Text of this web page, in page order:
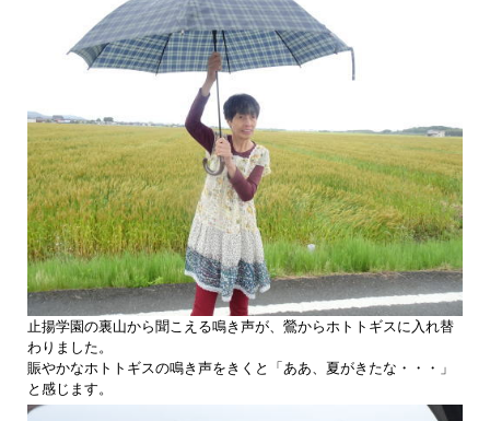
止揚学園の裏山から聞こえる鳴き声が、鶯からホトトギスに入れ替
わりました。
賑やかなホトトギスの鳴き声をきくと「ああ、夏がきたな・・・」
と感じます。